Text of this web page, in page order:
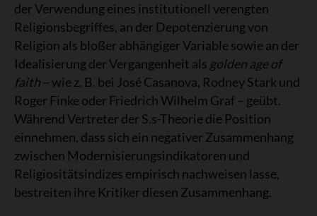
der Verwendung eines institutionell verengten
Religionsbegriffes, an der Depotenzierung von
Religion als bloßer abhängiger Variable sowie an der
Idealisierung der Vergangenheit als golden age of
faith – wie z. B. bei José Casanova, Rodney Stark und
Roger Finke oder Friedrich Wilhelm Graf – geübt.
Während Vertreter der S.s-Theorie die Position
einnehmen, dass sich ein negativer Zusammenhang
zwischen Modernisierungsindikatoren und
Religiositätsindizes empirisch nachweisen lasse,
bestreiten ihre Kritiker diesen Zusammenhang.